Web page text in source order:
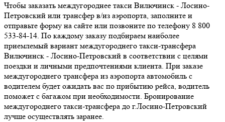
Чтобы заказать междугороднее такси Вилючинск - Лосино-
Петровский или трансфер в/из аэропорта, заполните и
отправьте форму на сайте или позвоните по телефону 8 800
533-84-14. По каждому заказу подбираем наиболее
приемлемый вариант междугороднего такси-трансфера
Вилючинск - Лосино-Петровский в соответствии с целями
поездки и личными предпочтениями клиента. При заказе
междугороднего трансфера из аэропорта автомобиль с
водителем будет ожидать вас по прибытию рейса, водитель
поможет с багажом при необходимости. Бронирование
междугороднего такси-трансфера до г.Лосино-Петровский
лучше осуществлять заранее.